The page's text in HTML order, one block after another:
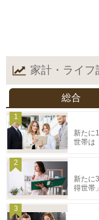
家計・ライフ
総合
1
新たに
世帯は
2
新たに
得世帯
3